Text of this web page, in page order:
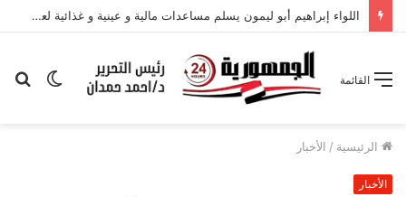
الوضع
القائمة
الرئيسية / الأخبار
الأخبار